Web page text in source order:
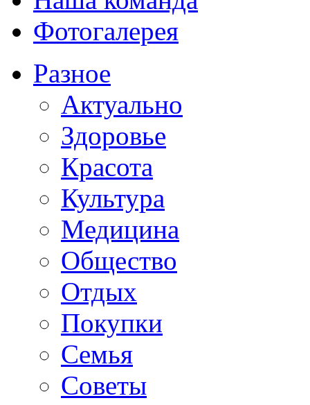
Фотогалерея
Разное
Актуально
Здоровье
Красота
Культура
Медицина
Общество
Отдых
Покупки
Семья
Советы